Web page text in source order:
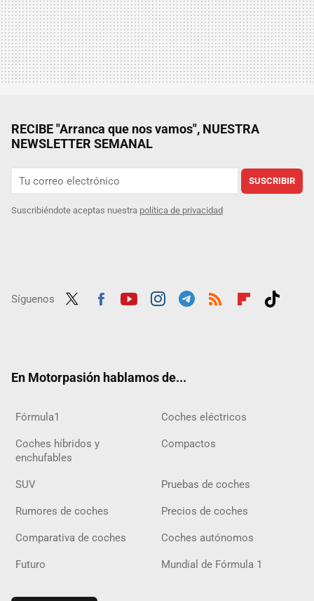
RECIBE "Arranca que nos vamos", NUESTRA
NEWSLETTER SEMANAL
SUSCRIBIR
Suscribiéndote aceptas nuestra política de privacidad
Síguenos
En Motorpasión hablamos de...
Fórmula1 Coches eléctricos
Coches híbridos y
enchufables
Compactos
SUV Pruebas de coches
Rumores de coches Precios de coches
Comparativa de coches Coches autónomos
Futuro Mundial de Fórmula 1